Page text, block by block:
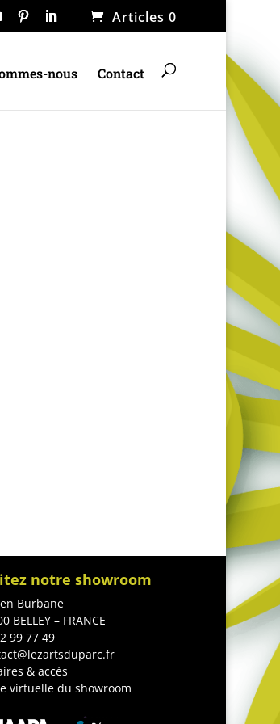
Articles 0
nous Contact
notre showroom
Burbane
BELLEY – FRANCE
99 77 49
& accès
virtuelle du showroom